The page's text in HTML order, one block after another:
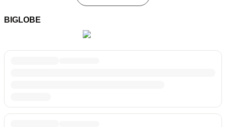
BIGLOBE